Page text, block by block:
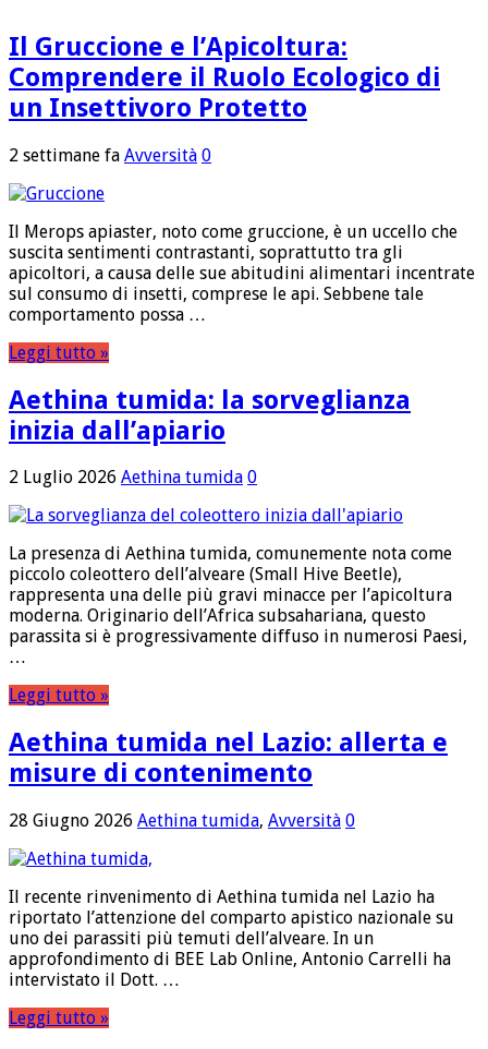
Il Gruccione e l’Apicoltura:
Comprendere il Ruolo Ecologico di
un Insettivoro Protetto
2 settimane fa Avversità 0
Il Merops apiaster, noto come gruccione, è un uccello che
suscita sentimenti contrastanti, soprattutto tra gli
apicoltori, a causa delle sue abitudini alimentari incentrate
sul consumo di insetti, comprese le api. Sebbene tale
comportamento possa …
Leggi tutto »
Aethina tumida: la sorveglianza
inizia dall’apiario
2 Luglio 2026 Aethina tumida 0
La presenza di Aethina tumida, comunemente nota come
piccolo coleottero dell’alveare (Small Hive Beetle),
rappresenta una delle più gravi minacce per l’apicoltura
moderna. Originario dell’Africa subsahariana, questo
parassita si è progressivamente diffuso in numerosi Paesi,
…
Leggi tutto »
Aethina tumida nel Lazio: allerta e
misure di contenimento
28 Giugno 2026 Aethina tumida, Avversità 0
Il recente rinvenimento di Aethina tumida nel Lazio ha
riportato l’attenzione del comparto apistico nazionale su
uno dei parassiti più temuti dell’alveare. In un
approfondimento di BEE Lab Online, Antonio Carrelli ha
intervistato il Dott. …
Leggi tutto »